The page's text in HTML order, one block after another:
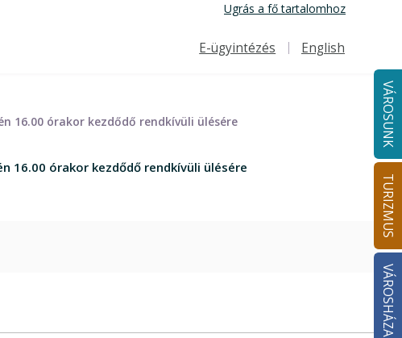
Ugrás a fő tartalomhoz
Felső navigáció
E-ügyintézés English
VÁROSUNK
TURIZMUS
VÁROSHÁZA
16.00 órakor kezdődő rendkívüli ülésére
16.00 órakor kezdődő rendkívüli ülésére